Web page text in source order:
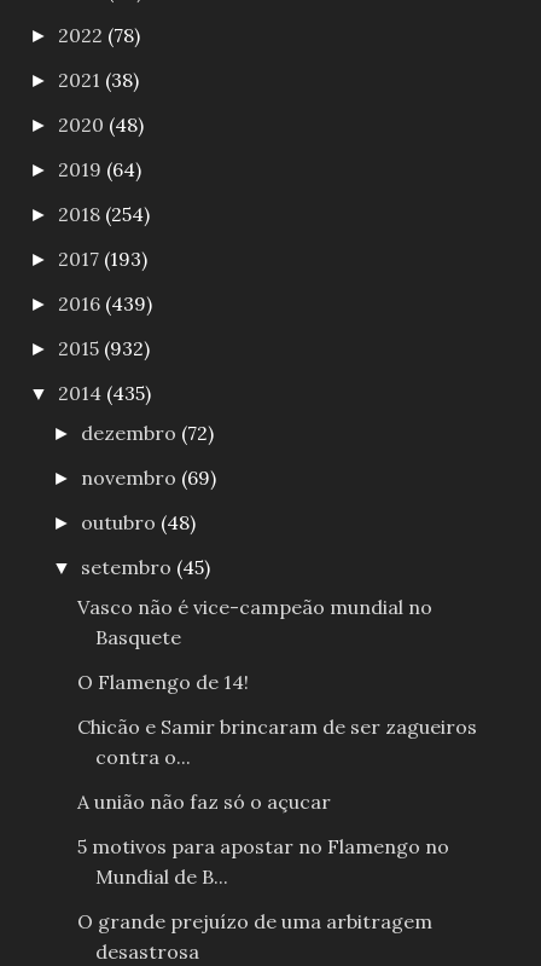
► 2022 (78)
► 2021 (38)
► 2020 (48)
► 2019 (64)
► 2018 (254)
► 2017 (193)
► 2016 (439)
► 2015 (932)
▼ 2014 (435)
► dezembro (72)
► novembro (69)
► outubro (48)
▼ setembro (45)
Vasco não é vice-campeão mundial no
Basquete
O Flamengo de 14!
Chicão e Samir brincaram de ser zagueiros
contra o...
A união não faz só o açucar
5 motivos para apostar no Flamengo no
Mundial de B...
O grande prejuízo de uma arbitragem
desastrosa